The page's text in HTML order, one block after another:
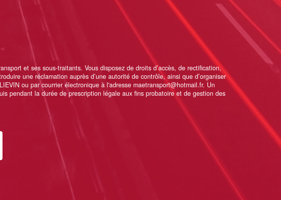
et ses sous-traitants. Vous disposez de droits d’accès, de rectification,
une réclamation auprès d’une autorité de contrôle, ainsi que d’organiser
ou par courrier électronique à l'adresse maetransport@hotmail.fr. Un
pendant la durée de prescription légale aux fins probatoire et de gestion des